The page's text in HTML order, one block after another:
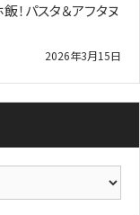
！パスタ＆アフタヌ
2026年3月15日